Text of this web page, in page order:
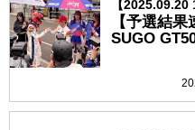
【2025.09.20
【予選結
SUGO